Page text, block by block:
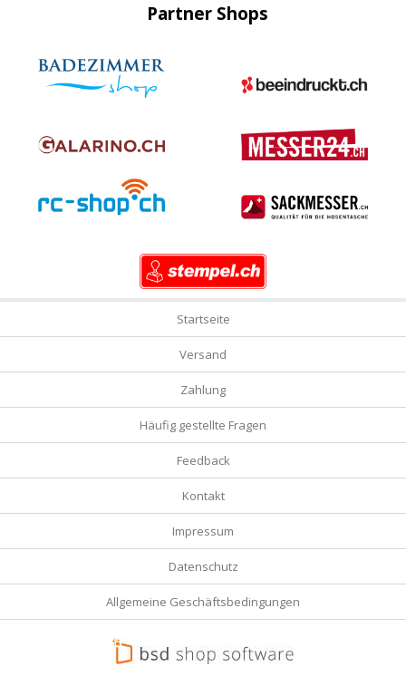
Partner Shops
Startseite
Versand
Zahlung
Häufig gestellte Fragen
Feedback
Kontakt
Impressum
Datenschutz
Allgemeine Geschäftsbedingungen